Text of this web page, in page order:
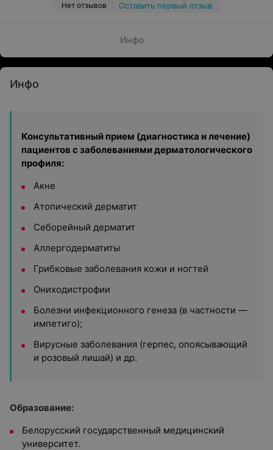
Нет отзывов Оставить первый отзыв
Инфо
Инфо
Консультативный прием (диагностика и лечение)
пациентов с заболеваниями дерматологического
профиля:
Акне
Атопический дерматит
Себорейный дерматит
Аллергодерматиты
Грибковые заболевания кожи и ногтей
Ониходистрофии
Болезни инфекционного генеза (в частности —
импетиго);
Вирусные заболевания (герпес, опоясывающий
и розовый лишай) и др.
Образование:
Белорусский государственный медицинский
университет.